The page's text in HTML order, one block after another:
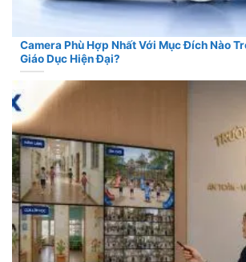
Camera Phù Hợp Nhất Với Mục Đích Nào
Giáo Dục Hiện Đại?